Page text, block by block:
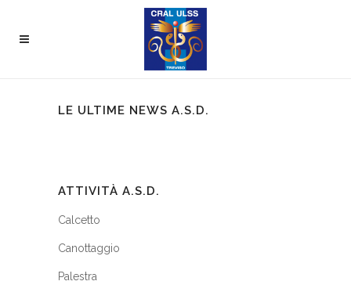
LE ULTIME NEWS A.S.D.
ATTIVITÀ A.S.D.
Calcetto
Canottaggio
Palestra